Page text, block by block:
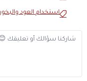
استخدام العود والبخور